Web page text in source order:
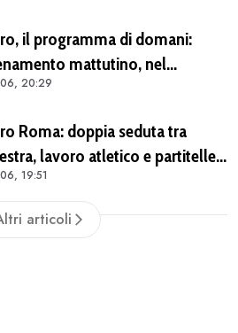
il programma di domani:
mattutino, nel
il trasferimento a
20:29
Roma: doppia seduta tra
lavoro atletico e partitelle.
in gruppo
19:51
articoli